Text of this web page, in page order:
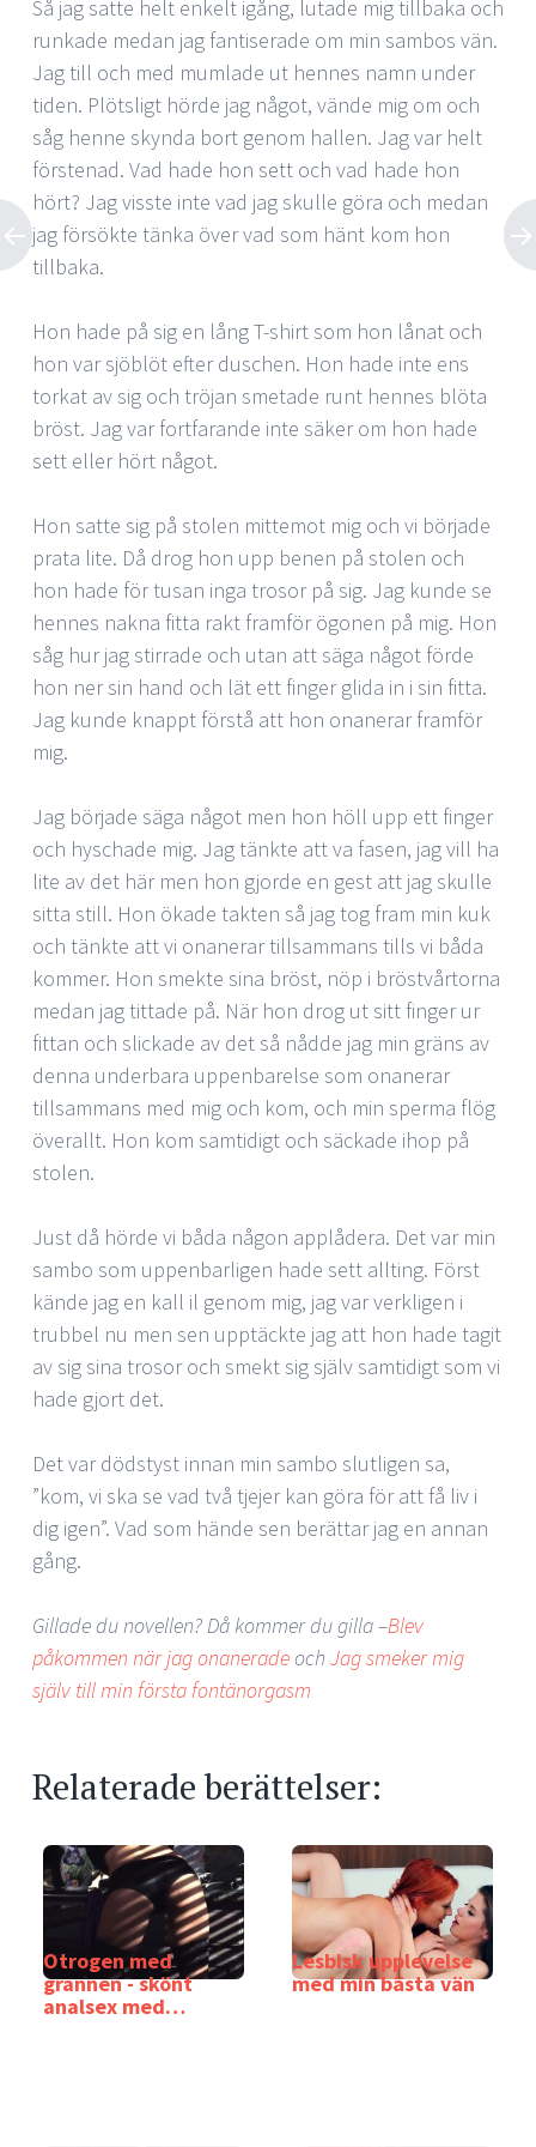
Så jag satte helt enkelt igång, lutade mig tillbaka och
runkade medan jag fantiserade om min sambos vän.
Jag till och med mumlade ut hennes namn under
tiden. Plötsligt hörde jag något, vände mig om och
såg henne skynda bort genom hallen. Jag var helt
förstenad. Vad hade hon sett och vad hade hon
hört? Jag visste inte vad jag skulle göra och medan
jag försökte tänka över vad som hänt kom hon
tillbaka.
Hon hade på sig en lång T-shirt som hon lånat och
hon var sjöblöt efter duschen. Hon hade inte ens
torkat av sig och tröjan smetade runt hennes blöta
bröst. Jag var fortfarande inte säker om hon hade
sett eller hört något.
Hon satte sig på stolen mittemot mig och vi började
prata lite. Då drog hon upp benen på stolen och
hon hade för tusan inga trosor på sig. Jag kunde se
hennes nakna fitta rakt framför ögonen på mig. Hon
såg hur jag stirrade och utan att säga något förde
hon ner sin hand och lät ett finger glida in i sin fitta.
Jag kunde knappt förstå att hon onanerar framför
mig.
Jag började säga något men hon höll upp ett finger
och hyschade mig. Jag tänkte att va fasen, jag vill ha
lite av det här men hon gjorde en gest att jag skulle
sitta still. Hon ökade takten så jag tog fram min kuk
och tänkte att vi onanerar tillsammans tills vi båda
kommer. Hon smekte sina bröst, nöp i bröstvårtorna
medan jag tittade på. När hon drog ut sitt finger ur
fittan och slickade av det så nådde jag min gräns av
denna underbara uppenbarelse som onanerar
tillsammans med mig och kom, och min sperma flög
överallt. Hon kom samtidigt och säckade ihop på
stolen.
Just då hörde vi båda någon applådera. Det var min
sambo som uppenbarligen hade sett allting. Först
kände jag en kall il genom mig, jag var verkligen i
trubbel nu men sen upptäckte jag att hon hade tagit
av sig sina trosor och smekt sig själv samtidigt som vi
hade gjort det.
Det var dödstyst innan min sambo slutligen sa,
”kom, vi ska se vad två tjejer kan göra för att få liv i
dig igen”. Vad som hände sen berättar jag en annan
gång.
Gillade du novellen? Då kommer du gilla –Blev
påkommen när jag onaneradeoch Jag smeker mig
själv till min första fontänorgasm
Relaterade berättelser:
Otrogen med
grannen - skönt
analsex med
Lesbisk upplevelse
med min bästa vän